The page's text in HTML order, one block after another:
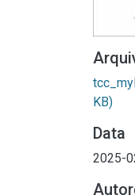
KB)
Data
2025-